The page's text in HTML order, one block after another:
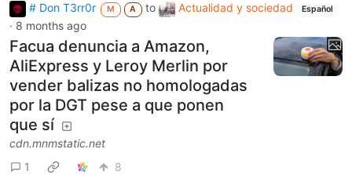
# Don T3rr0r M A to Actualidad y sociedad Español
· 8 months ago
Facua denuncia a Amazon,
AliExpress y Leroy Merlin por
vender balizas no homologadas
por la DGT pese a que ponen
que sí
cdn.mnmstatic.net
1
8